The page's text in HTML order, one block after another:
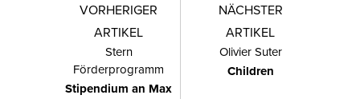
VORHERIGER
ARTIKEL
Stern
Förderprogramm
Stipendium an Max
NÄCHSTER
ARTIKEL
Olivier Suter
Children